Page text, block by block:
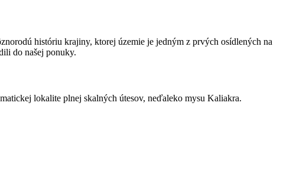
históriu krajiny, ktorej územie je jedným z prvých osídlených na
do našej ponuky.
lokalite plnej skalných útesov, neďaleko mysu Kaliakra.